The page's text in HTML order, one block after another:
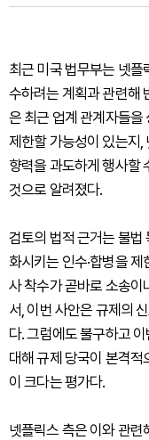
최근 미국 법무부는 넷
수하려는 계획과 관련해
은 최근 업계 관계자들을
제한할 가능성이 있는지,
향력을 과도하게 행사할
것으로 알려졌다.
검토의 법적 근거는 불법
화시키는 인수·합병을
사 착수가 곧바로 소송이
서, 이번 사안은 규제의
다. 그럼에도 불구하고
대해 규제 당국이 본격적
이 크다는 평가다.
넷플릭스 측은 이와 관련